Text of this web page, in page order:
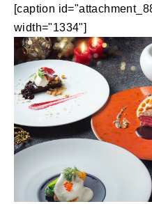
[caption
width="1334"]